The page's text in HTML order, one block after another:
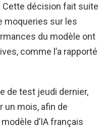
Cette décision fait suite
moqueries sur les
du modèle ont
comme l’a rapporté
de test jeudi dernier,
un mois, afin de
d’IA français